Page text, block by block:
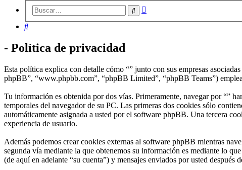
Buscar
Buscar
- Política de privacidad
Esta política explica con detalle cómo “” junto con sus empresas
phpBB”, “www.phpbb.com”, “phpBB Limited”, “phpBB Teams”)
Tu información es obtenida por dos vías. Primeramente, navegar por “”
temporales del navegador de su PC. Las primeras dos cookies sólo
automáticamente asignada a usted por el software phpBB. Una tercera
experiencia de usuario.
Además podemos crear cookies externas al software phpBB mientras
segunda vía mediante la que obtenemos su información es mediante lo
(de aquí en adelante “su cuenta”) y mensajes enviados por usted